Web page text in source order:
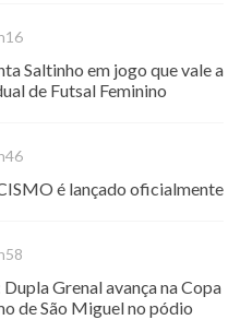
Saltinho em jogo que vale a
de Futsal Feminino
é lançado oficialmente
Grenal avança na Copa
de São Miguel no pódio